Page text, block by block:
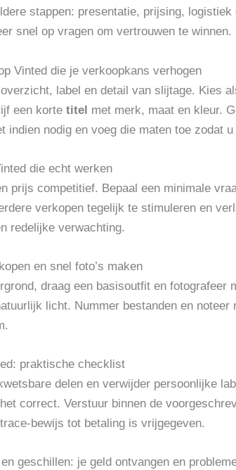
stappen: presentatie, prijsing,
snel op vragen om vertrouwen te winnen.
Vinted die je verkoopkans verhogen
label en detail van slijtage. Kies
een korte titel met merk, maat en kleur.
indien nodig en voeg die maten toe zodat
die echt werken
prijs competitief. Bepaal een minimale
verkopen tegelijk te stimuleren en
redelijke verwachting.
en snel foto’s maken
draag een basisoutfit en fotografeer
licht. Nummer bestanden en
praktische checklist
delen en verwijder persoonlijke
correct. Verstuur binnen de
tot betaling is vrijgegeven.
geschillen: je geld ontvangen en